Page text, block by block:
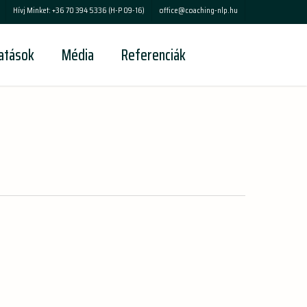
Hívj Minket: +36 70 394 5336 (H-P 09-16) office@coaching-nlp.hu
Média Referenciák